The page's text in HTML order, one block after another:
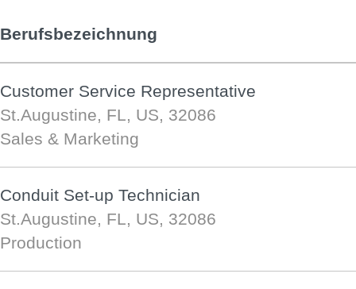
Berufsbezeichnung
Customer Service Representative
St.Augustine, FL, US, 32086
Sales & Marketing
Conduit Set-up Technician
St.Augustine, FL, US, 32086
Production